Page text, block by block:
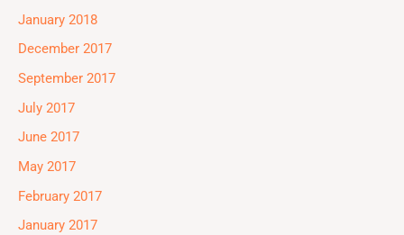
January 2018
December 2017
September 2017
July 2017
June 2017
May 2017
February 2017
January 2017